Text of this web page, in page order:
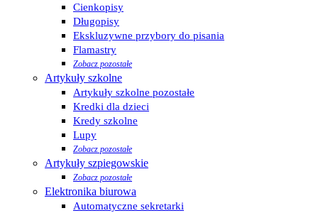
Cienkopisy
Długopisy
Ekskluzywne przybory do pisania
Flamastry
Zobacz pozostałe
Artykuły szkolne
Artykuły szkolne pozostałe
Kredki dla dzieci
Kredy szkolne
Lupy
Zobacz pozostałe
Artykuły szpiegowskie
Zobacz pozostałe
Elektronika biurowa
Automatyczne sekretarki